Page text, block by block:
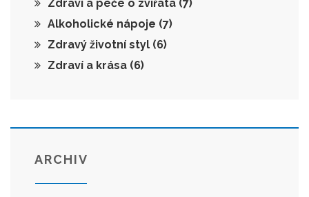
Zdraví a péče o zvířata (7)
Alkoholické nápoje (7)
Zdravý životní styl (6)
Zdraví a krása (6)
ARCHIV